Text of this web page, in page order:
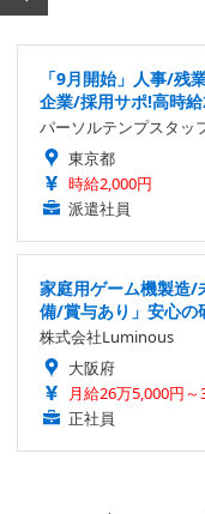
「9月開始」人事/残
企業/採用サポ!高時
パーソルテンプスタッ
東京都
時給2,000円
派遣社員
家庭用ゲーム機製造
備/賞与あり」安心の
株式会社Luminous
大阪府
月給26万5,000円～
正社員